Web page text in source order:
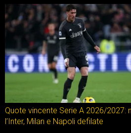
Quote vincente Serie A 2026/2027:
l’Inter, Milan e Napoli defilate